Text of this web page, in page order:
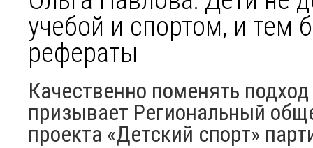
учебой и спортом, и тем
рефераты
Качественно поменять
призывает Региональный
проекта «Детский спорт»